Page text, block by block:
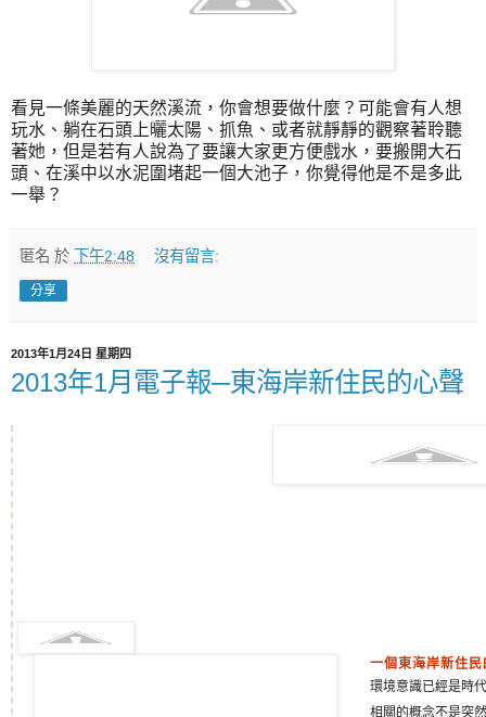
看見一條美麗的天然溪流，你會想要做什麼？可能會有人想
玩水、躺在石頭上曬太陽、抓魚、或者就靜靜的觀察著聆聽
著她，但是若有人說為了要讓大家更方便戲水，要搬開大石
頭、在溪中以水泥圍堵起一個大池子，你覺得他是不是多此
一舉？
匿名 於 下午2:48 沒有留言:
分享
2013年1月24日 星期四
2013年1月電子報─東海岸新住民的心聲
一個東海岸新住
環境意識已經是時
相關的概念不是突